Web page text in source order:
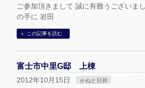
ご参加頂きまして 誠に有難うございま
の手に 岩田
この記事を読む
富士市中里G邸 上棟
2012年10月15日 かねと日和